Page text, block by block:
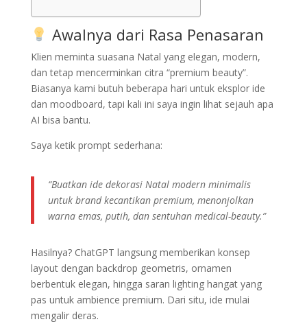
Awalnya dari Rasa Penasaran
Klien meminta suasana Natal yang elegan, modern,
dan tetap mencerminkan citra “premium beauty”.
Biasanya kami butuh beberapa hari untuk eksplor ide
dan moodboard, tapi kali ini saya ingin lihat sejauh apa
AI bisa bantu.
Saya ketik prompt sederhana:
“Buatkan ide dekorasi Natal modern minimalis
untuk brand kecantikan premium, menonjolkan
warna emas, putih, dan sentuhan medical-beauty.”
Hasilnya? ChatGPT langsung memberikan konsep
layout dengan backdrop geometris, ornamen
berbentuk elegan, hingga saran lighting hangat yang
pas untuk ambience premium. Dari situ, ide mulai
mengalir deras.